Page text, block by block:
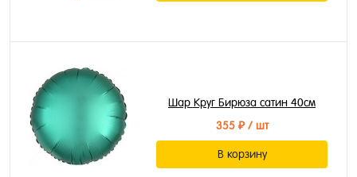
Шар Круг Бирюза сатин 40см
355 ₽/ шт
В корзину